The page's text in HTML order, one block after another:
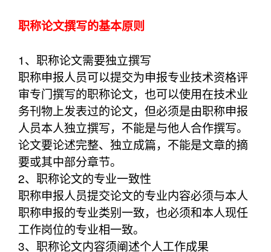
职称论文撰写的基本原则
1、职称论文需要独立撰写
职称申报人员可以提交为申报专业技术资格评
审专门撰写的职称论文，也可以使用在技术业
务刊物上发表过的论文，但必须是由职称申报
人员本人独立撰写，不能是与他人合作撰写。
论文要论述完整、独立成篇，不能是文章的摘
要或其中部分章节。
2、职称论文的专业一致性
职称申报人员提交论文的专业内容必须与本人
职称申报的专业类别一致，也必须和本人现任
工作岗位的专业相一致。
3、职称论文内容须阐述个人工作成果